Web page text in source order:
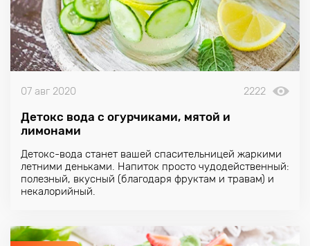
07 авг 2020 2222
Детокс вода с огурчиками, мятой и
лимонами
Детокс-вода станет вашей спасительницей жаркими
летними деньками. Напиток просто чудодейственный:
полезный, вкусный (благодаря фруктам и травам) и
некалорийный.